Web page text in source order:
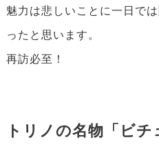
魅力は悲しいことに一日で
ったと思います。
再訪必至！
トリノの名物「ビチ